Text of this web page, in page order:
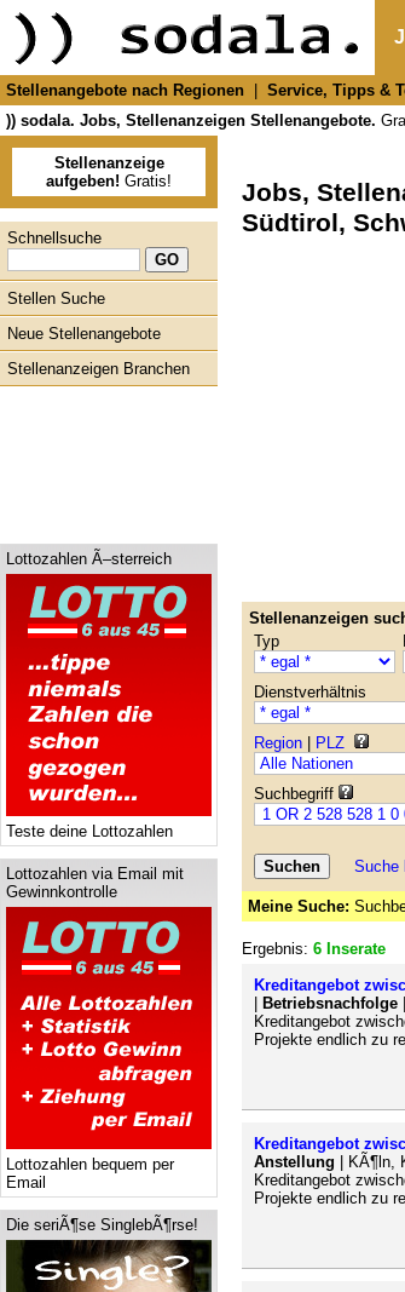
Stellenangebote nach Regionen Service, Tipps &
)) sodala. Jobs, Stellenanzeigen Stellenangebote.
Stellenanzeige
aufgeben! Gratis!
Schnellsuche
Stellen Suche
Neue Stellenangebote
Stellenanzeigen Branchen
Lottozahlen Ã–sterreich
Teste deine Lottozahlen
Lottozahlen via Email mit
Gewinnkontrolle
Lottozahlen bequem per
Email
Die seriÃ¶se SinglebÃ¶rse!
Jobs,
Südtirol,
Stellenanzeigen
Typ
Dienstverhältnis
Region PLZ
Suchbegriff
Suche
Meine Suche:
Ergebnis: 6 Inserate
Kreditangebot
Betriebsnachfolge
Kreditangebot
Projekte endlich zu
Kreditangebot
Anstellung | KÃ¶ln,
Kreditangebot
Projekte endlich zu